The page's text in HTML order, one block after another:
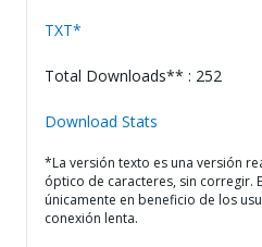
TXT*
Total Downloads** : 252
Download Stats
*La versión texto es una versión
óptico de caracteres, sin corregir.
únicamente en beneficio de los
conexión lenta.